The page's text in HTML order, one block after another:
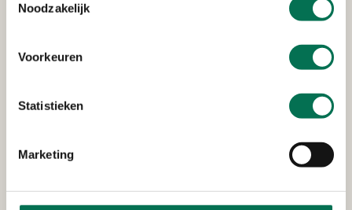
Noodzakelijk
Voorkeuren
Statistieken
Marketing
Scheepswerf Gebr. Kooiman B.V.
Verleend
Schotgroep B.V.